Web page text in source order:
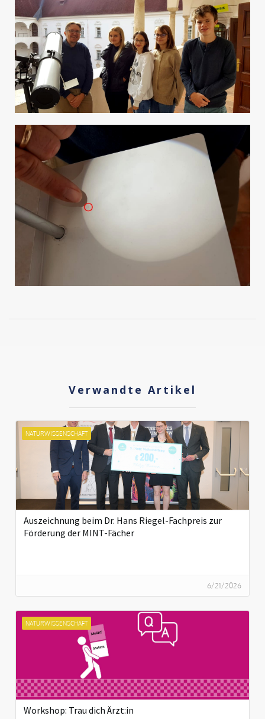
Verwandte Artikel
NATURWISSENSCHAFT
Auszeichnung beim Dr. Hans Riegel-Fachpreis zur
Förderung der MINT-Fächer
6/21/2026
NATURWISSENSCHAFT
Workshop: Trau dich Ärzt:in